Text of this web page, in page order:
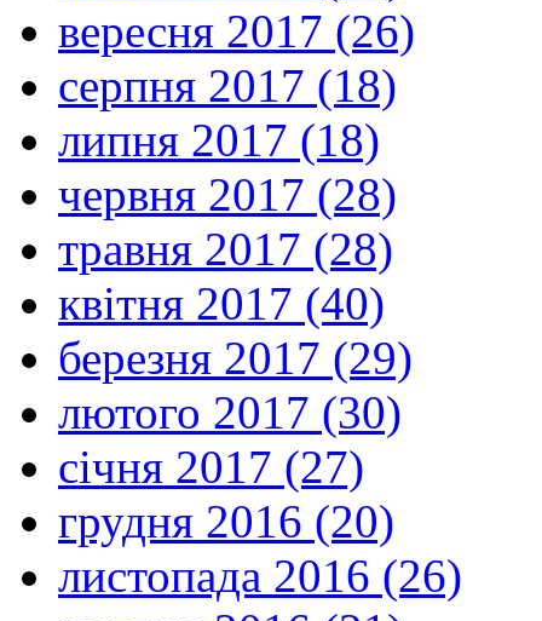
вересня 2017 (26)
серпня 2017 (18)
липня 2017 (18)
червня 2017 (28)
травня 2017 (28)
квітня 2017 (40)
березня 2017 (29)
лютого 2017 (30)
січня 2017 (27)
грудня 2016 (20)
листопада 2016 (26)